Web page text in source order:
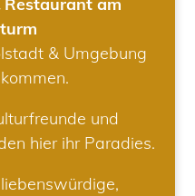
am
& Umgebung
und
hier ihr Paradies.